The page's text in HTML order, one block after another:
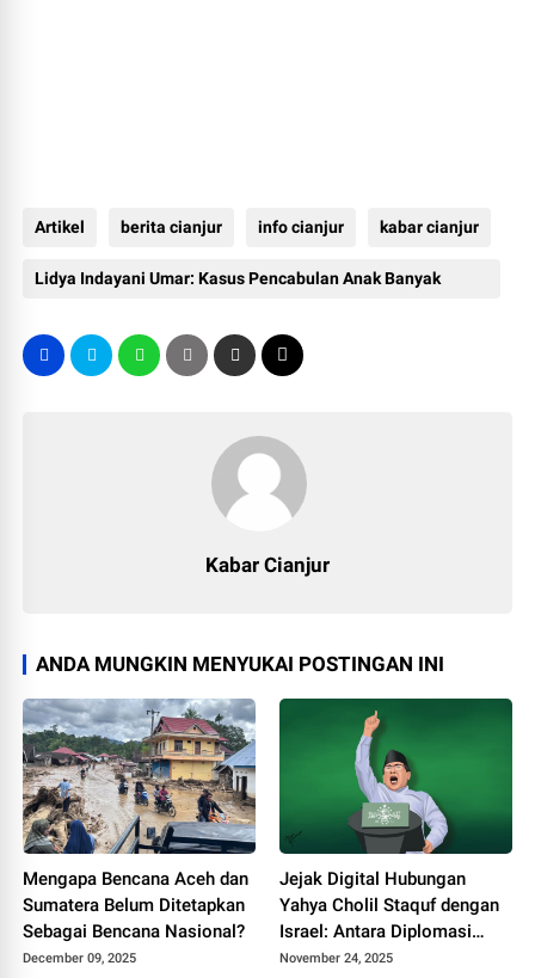
Artikel berita cianjur info cianjur kabar cianjur
Lidya Indayani Umar: Kasus Pencabulan Anak Banyak
Kabar Cianjur
ANDA MUNGKIN MENYUKAI POSTINGAN INI
Mengapa Bencana Aceh dan
Sumatera Belum Ditetapkan
Sebagai Bencana Nasional?
December 09, 2025
Jejak Digital Hubungan
Yahya Cholil Staquf dengan
Israel: Antara Diplomasi
Lintas Agama dan
November 24, 2025